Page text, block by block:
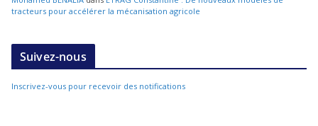
tracteurs pour accélérer la mécanisation agricole
Suivez-nous
Inscrivez-vous pour recevoir des notifications